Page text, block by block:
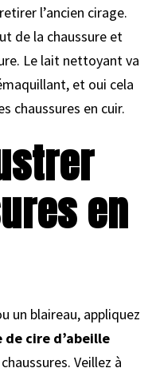
l’ancien cirage.
de la chaussure et
Le lait nettoyant va
et oui cela
chaussures en cuir.
en
un blaireau, appliquez
de cire d’abeille
Veillez à